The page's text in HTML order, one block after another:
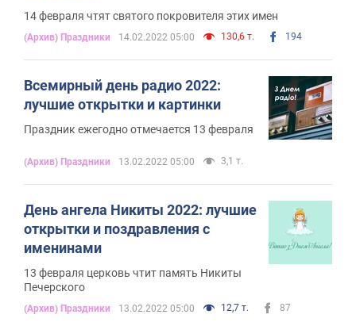
14 февраля чтят святого покровителя этих имен
(Архив) Праздники 14.02.2022 05:00 130,6 т. 194
Всемирный день радио 2022:
лучшие открытки и картинки
Праздник ежегодно отмечается 13 февраля
(Архив) Праздники 13.02.2022 05:00 3,1 т.
День ангела Никиты 2022: лучшие
открытки и поздравления с
именинами
13 февраля церковь чтит память Никиты
Печерского
(Архив) Праздники 13.02.2022 05:00 12,7 т. 87